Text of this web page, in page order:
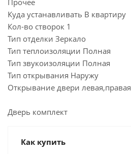
Прочее
Куда устанавливать В квартиру
Кол-во створок 1
Тип отделки Зеркало
Тип теплоизоляции Полная
Тип звукоизоляции Полная
Тип открывания Наружу
Открывание двери левая,правая
Дверь комплект
Как купить